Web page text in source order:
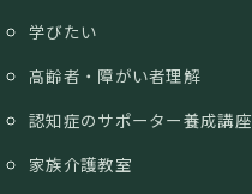
学びたい
高齢者・障がい者理解
認知症のサポーター養成講座
家族介護教室